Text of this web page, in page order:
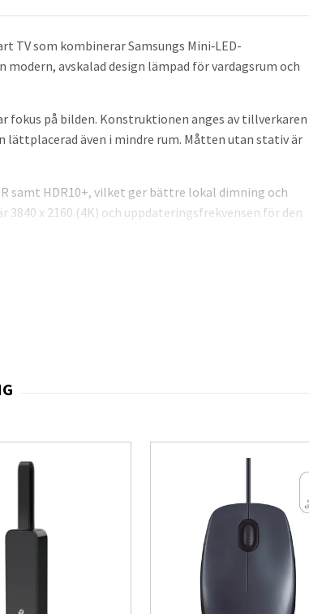
TV som kombinerar Samsungs Mini‑LED-
avskalad design lämpad för vardagsrum och
på bilden. Konstruktionen anges av tillverkaren
även i mindre rum. Måtten utan stativ är
samt HDR10+, vilket ger bättre lokal dimning och
x 2160 (4K) och uppdateringsfrekvensen för den
och inbyggda smarta tjänster för streaming,
smarta funktioner och appar täcker de vanligaste
och ljud i många olika miljöer.
Förpackad och levererad med standardfjärrkontroll
nytta: djupare svärta och starkare HDR‑effekt i
LED‑lampor.
bildkvalitet för film, serier och streaming,